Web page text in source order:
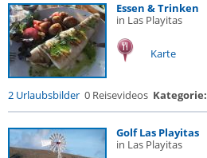
Essen & Trinken
in Las Playitas
Karte
2 Urlaubsbilder 0 Reisevideos Kategorie:
Golf Las Playitas
in Las Playitas